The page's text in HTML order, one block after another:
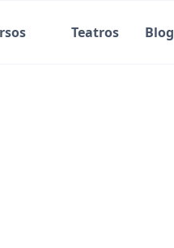
Teatros Blog